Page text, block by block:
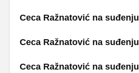
Ceca Ražnatović na suđenju
Ceca Ražnatović na suđenju
Ceca Ražnatović na suđenju